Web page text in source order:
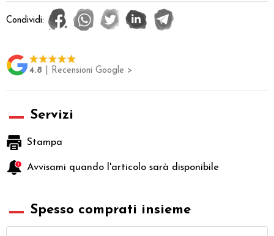
Condividi:
4.8 | Recensioni Google >
Servizi
Stampa
Avvisami quando l'articolo sarà disponibile
Spesso comprati insieme